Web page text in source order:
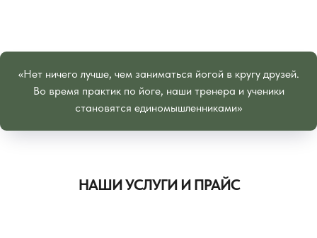
«Нет ничего лучше, чем заниматься йогой в кругу друзей.
Во время практик по йоге, наши тренера и ученики
становятся единомышленниками»
НАШИ УСЛУГИ И ПРАЙС